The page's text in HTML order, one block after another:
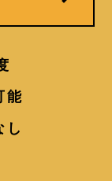
能
し